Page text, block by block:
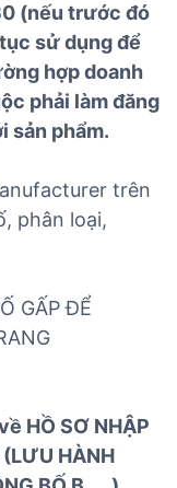
(nếu trước đó
sử dụng để
hợp doanh
phải làm đăng
sản phẩm.
trên
phân loại,
GẤP ĐỂ
HỒ SƠ NHẬP
HÀNH